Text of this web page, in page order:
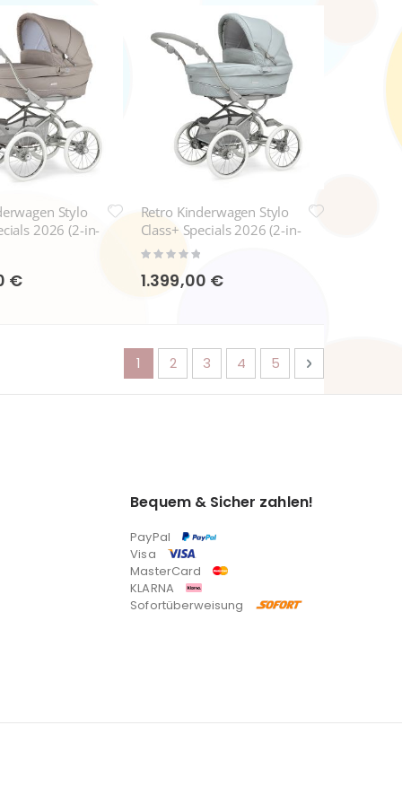
Stylo
2026 (2-in-
Trüffel
€
Retro Kinderwagen Stylo
Class+ Specials 2026 (2-in-
1-Set)-SP606 Celestine
Rating:
1.399,00 €
Seite
Sie lesen gerade die Seite
1 Seite
2 Seite
3 Seite
4 Seite
5 Seite
Weiter
Bequem & Sicher zahlen!
PayPal
Visa
MasterCard
KLARNA
Sofortüberweisung